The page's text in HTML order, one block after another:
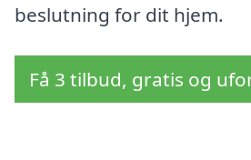
beslutning for dit hjem.
Få 3 tilbud, gratis og